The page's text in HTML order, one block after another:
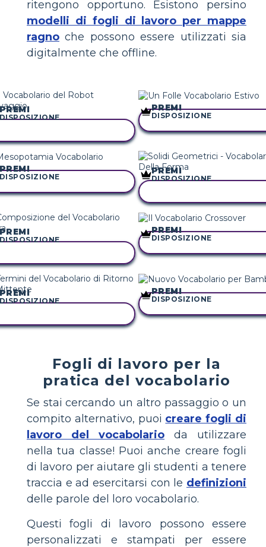
ritengono opportuno. Esistono persino
modelli di fogli di lavoro per mappe
ragno che possono essere utilizzati sia
digitalmente che offline.
COPIA QUESTO
PREMI
DISPOSIZIONE
QUESTO STORYBOARD
PREMI
DISPOSIZIONE
COPIA QUESTO
PREMI
DISPOSIZIONE
COPIA QUESTO
PREMI
DISPOSIZIONE
Fogli di lavoro per la
pratica del vocabolario
Se stai cercando un altro passaggio o un
compito alternativo, puoi creare fogli di
lavoro del vocabolario da utilizzare
nella tua classe! Puoi anche creare fogli
di lavoro per aiutare gli studenti a tenere
traccia e ad esercitarsi con le definizioni
delle parole del loro vocabolario.
Questi fogli di lavoro possono essere
personalizzati e stampati per essere